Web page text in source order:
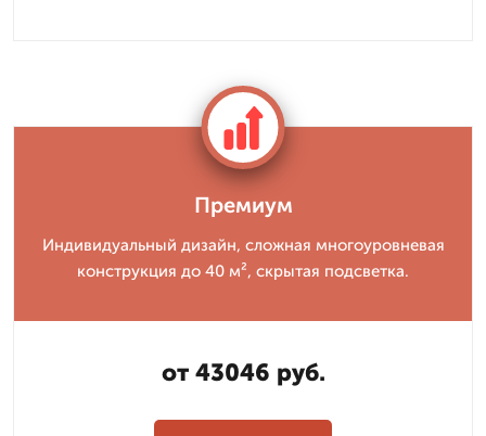
Премиум
Индивидуальный дизайн, сложная многоуровневая
конструкция до 40 м², скрытая подсветка.
от 43046 руб.